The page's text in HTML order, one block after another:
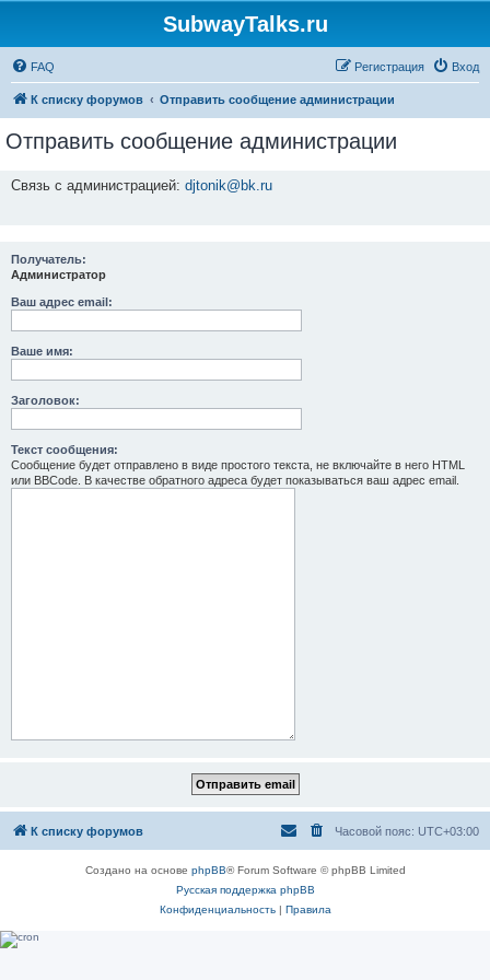
SubwayTalks.ru
FAQ Вход
Регистрация
К списку форумов Отправить сообщение администрации
Отправить сообщение администрации
Связь с администрацией: djtonik@bk.ru
Получатель:
Администратор
Ваш адрес email:
Ваше имя:
Заголовок:
Текст сообщения:
Сообщение будет отправлено в виде простого текста, не включайте в него HTML
или BBCode. В качестве обратного адреса будет показываться ваш адрес email.
К списку форумов Часовой пояс: UTC+03:00
Создано на основе phpBB® Forum Software © phpBB Limited
Русская поддержка phpBB
Конфиденциальность| Правила